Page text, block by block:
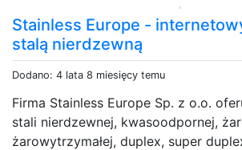
Stainless Europe -
stalą nierdzewną
Dodano: 4 lata 8 miesięcy temu
Firma Stainless Europe Sp. z o.o.
stali nierdzewnej, kwasoodpornej,
żarowytrzymałej, duplex, super